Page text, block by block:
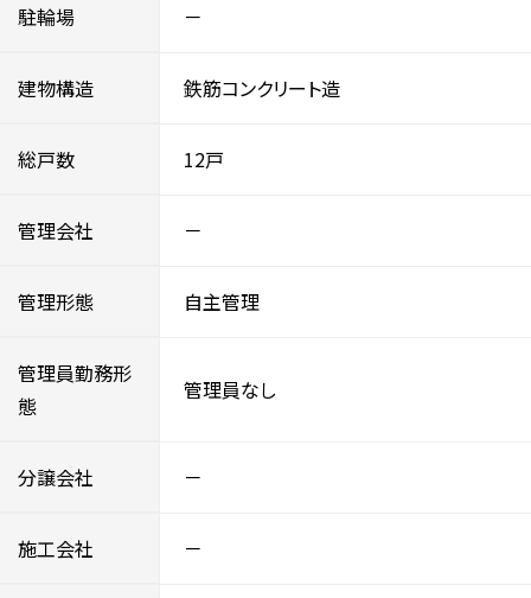
駐輪場 －
建物構造 鉄筋コンクリート造
総戸数 12戸
管理会社 －
管理形態 自主管理
管理員勤務形
態
管理員なし
分譲会社 －
施工会社 －